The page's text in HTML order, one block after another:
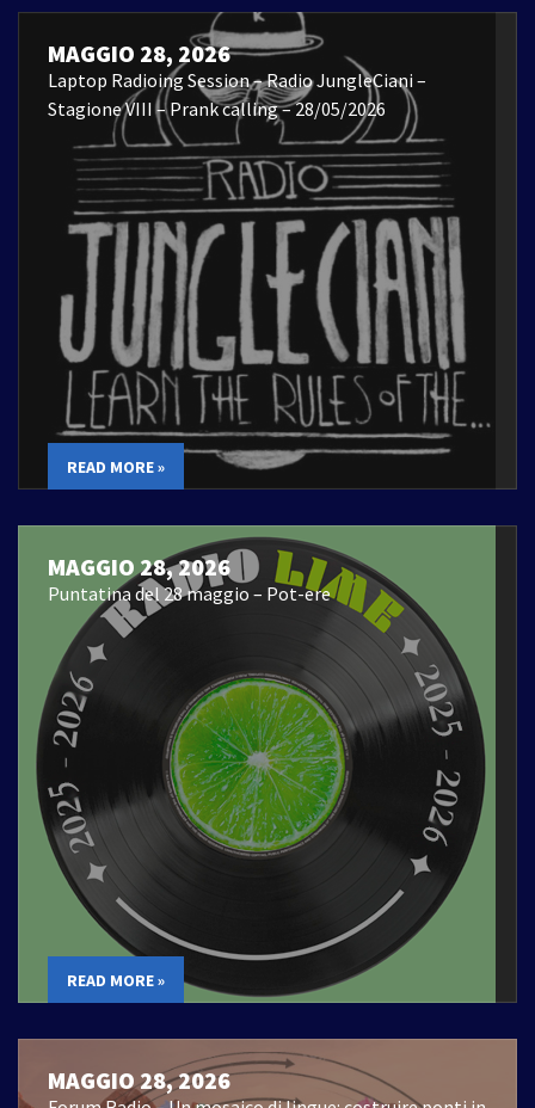
MAGGIO 28, 2026
Laptop Radioing Session – Radio JungleCiani –
Stagione VIII – Prank calling – 28/05/2026
READ MORE »
MAGGIO 28, 2026
Puntatina del 28 maggio – Pot-ere
READ MORE »
MAGGIO 28, 2026